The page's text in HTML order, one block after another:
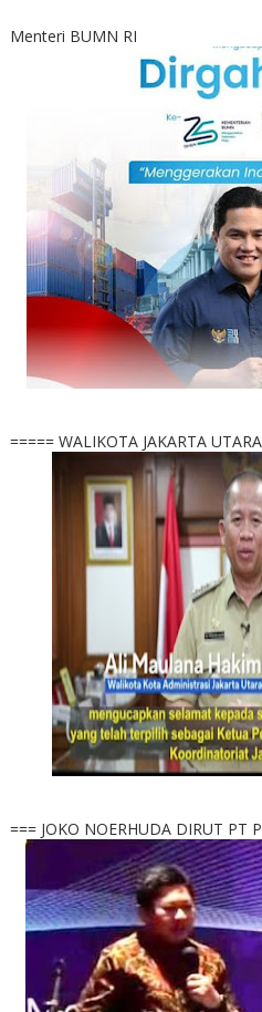
Menteri BUMN RI
===== WALIKOTA JAKARTA
=== JOKO NOERHUDA DIRUT PT